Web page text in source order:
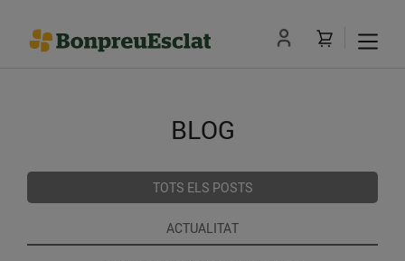
BLOG
TOTS ELS POSTS
ACTUALITAT